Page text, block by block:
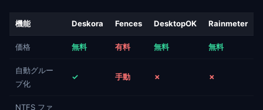
機能 Deskora Fences DesktopOK Rainmeter
価格 無料 有料 無料 無料
自動グルー
プ化
✓ 手動 ✗ ✗
NTFS ファ